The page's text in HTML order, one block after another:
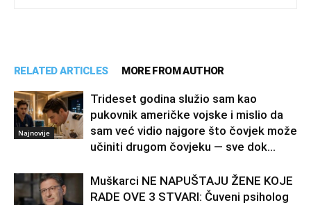
RELATED ARTICLES MORE FROM AUTHOR
Najnovije
Trideset godina služio sam kao
pukovnik američke vojske i mislio da
sam već vidio najgore što čovjek može
učiniti drugom čovjeku — sve dok...
Muškarci NE NAPUŠTAJU ŽENE KOJE
RADE OVE 3 STVARI: Čuveni psiholog